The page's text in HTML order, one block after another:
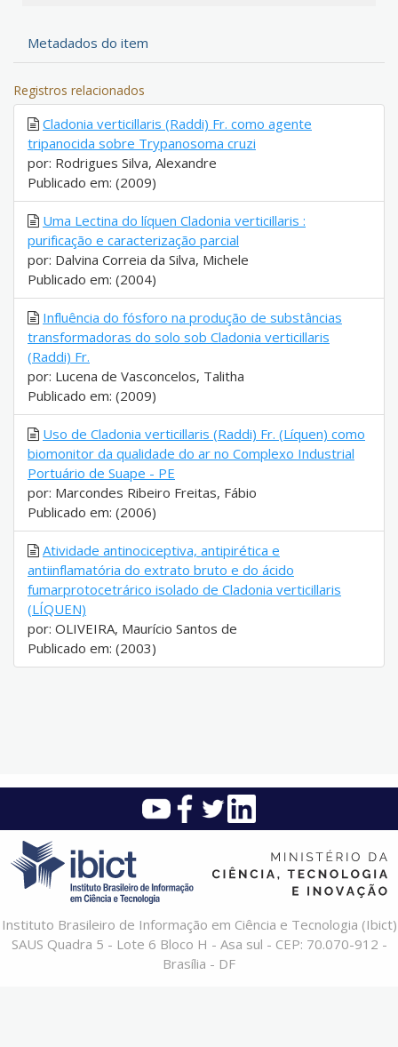
Metadados do item
Registros relacionados
Cladonia verticillaris (Raddi) Fr. como agente
tripanocida sobre Trypanosoma cruzi
por: Rodrigues Silva, Alexandre
Publicado em: (2009)
Uma Lectina do líquen Cladonia verticillaris :
purificação e caracterização parcial
por: Dalvina Correia da Silva, Michele
Publicado em: (2004)
Influência do fósforo na produção de substâncias
transformadoras do solo sob Cladonia verticillaris
(Raddi) Fr.
por: Lucena de Vasconcelos, Talitha
Publicado em: (2009)
Uso de Cladonia verticillaris (Raddi) Fr. (Líquen) como
biomonitor da qualidade do ar no Complexo Industrial
Portuário de Suape - PE
por: Marcondes Ribeiro Freitas, Fábio
Publicado em: (2006)
Atividade antinociceptiva, antipirética e
antiinflamatória do extrato bruto e do ácido
fumarprotocetrárico isolado de Cladonia verticillaris
(LÍQUEN)
por: OLIVEIRA, Maurício Santos de
Publicado em: (2003)
Instituto Brasileiro de Informação em Ciência e Tecnologia (Ibict)
SAUS Quadra 5 - Lote 6 Bloco H - Asa sul - CEP: 70.070-912 -
Brasília - DF